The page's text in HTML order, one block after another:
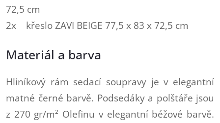
72,5 cm
2x křeslo ZAVI BEIGE 77,5 x 83 x 72,5 cm
Materiál a barva
Hliníkový rám sedací soupravy je v elegantní
matné černé barvě. Podsedáky a polštáře jsou
z 270 gr/m² Olefinu v elegantní béžové barvě.